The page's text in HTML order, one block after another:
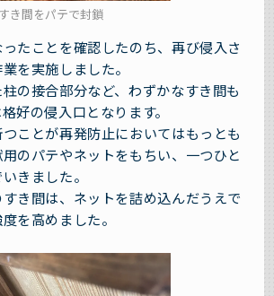
き間をパテで封鎖
たことを確認したのち、再び侵入さ
を実施しました。
の接合部分など、わずかなすき間も
好の侵入口となります。
ことが再発防止においてはもっとも
のパテやネットをもちい、一つひと
きました。
き間は、ネットを詰め込んだうえで
を高めました。